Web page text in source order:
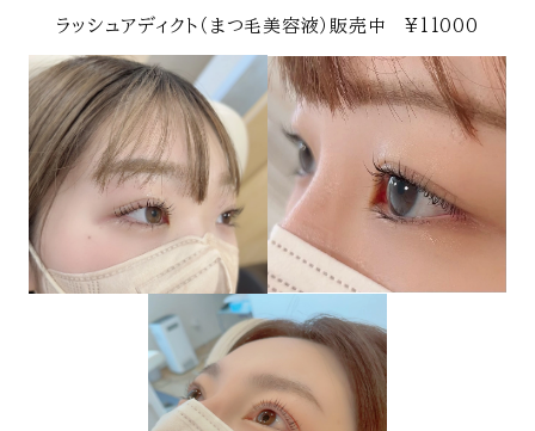
ラッシュアディクト（まつ毛美容液）販売中 ¥11000